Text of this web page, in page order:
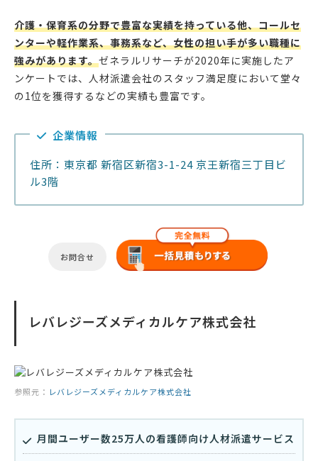
介護・保育系の分野で豊富な実績を持っている他、コールセ
ンターや軽作業系、事務系など、女性の担い手が多い職種に
強みがあります。ゼネラルリサーチが2020年に実施したア
ンケートでは、人材派遣会社のスタッフ満足度において堂々
の1位を獲得するなどの実績も豊富です。
企業情報
住所：東京都 新宿区新宿3-1-24 京王新宿三丁目ビ
ル3階
お問合せ
レバレジーズメディカルケア株式会社
参照元： レバレジーズメディカルケア株式会社
月間ユーザー数25万人の看護師向け人材派遣サービス